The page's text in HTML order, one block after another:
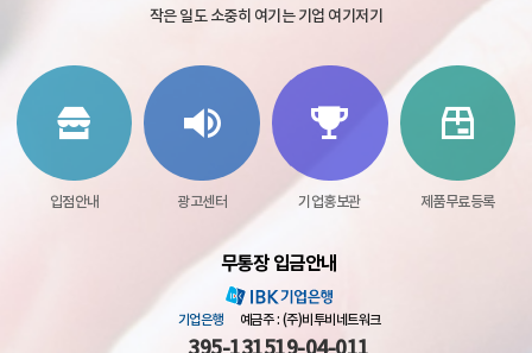
작은 일도 소중히 여기는 기업 여기저기
입점안내 광고센터 기업홍보관 제품무료등록
무통장 입금안내
기업은행 예금주 : (주)비투비네트워크